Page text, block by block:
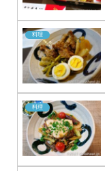
料理
料理